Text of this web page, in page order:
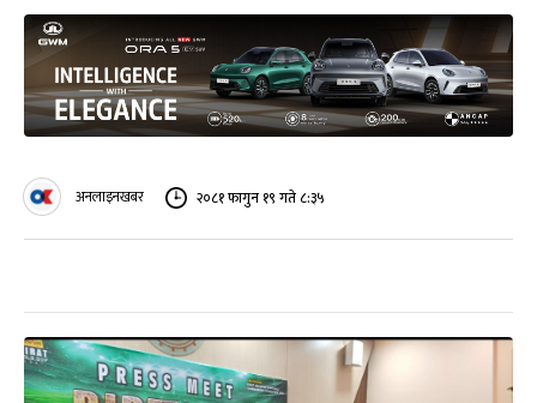
अनलाइनखबर २०८१ फागुन १९ गते ८:३५